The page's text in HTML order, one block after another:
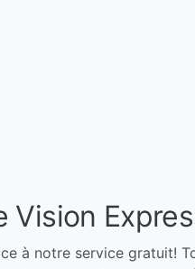
Vision
à notre service gratuit!